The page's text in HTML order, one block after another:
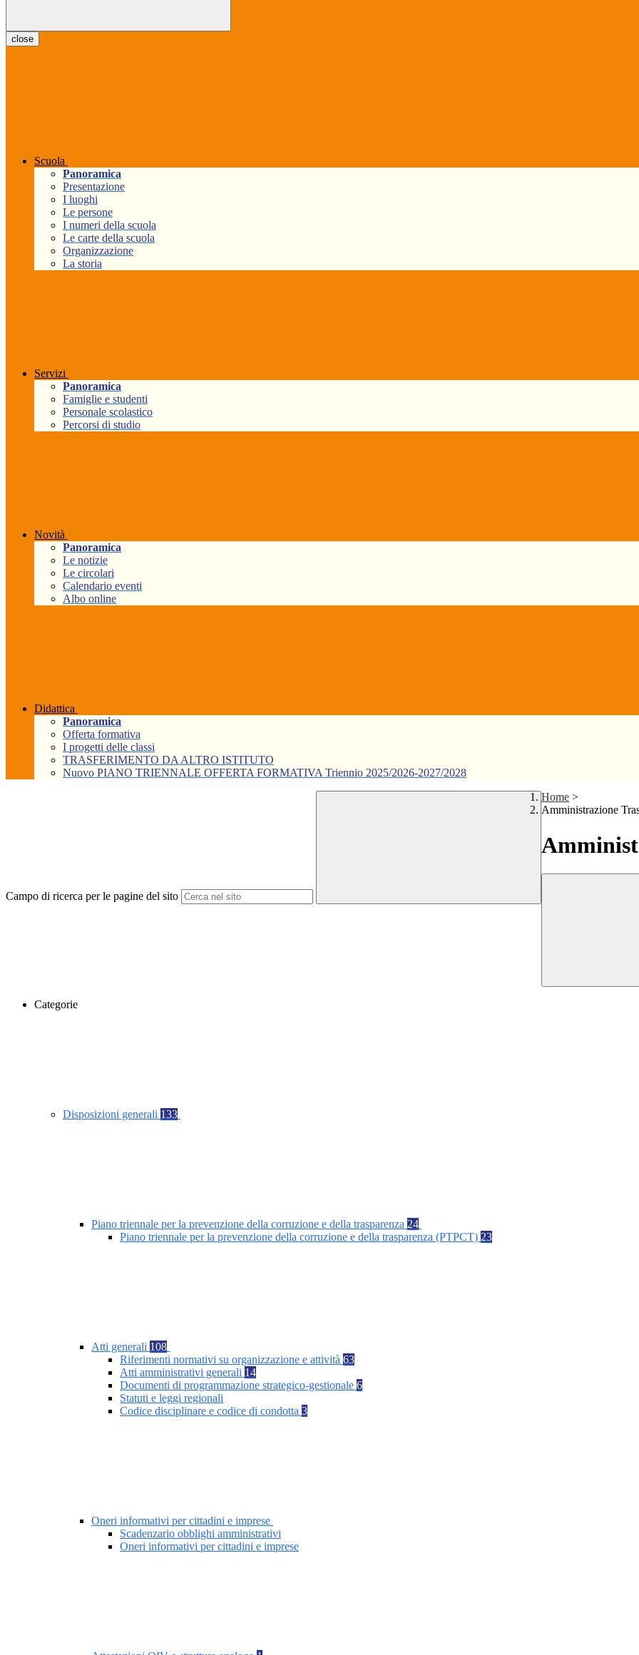
close
Scuola
Panoramica
Presentazione
I luoghi
Le persone
I numeri della scuola
Le carte della scuola
Organizzazione
La storia
Servizi
Panoramica
Famiglie e studenti
Personale scolastico
Percorsi di studio
Novità
Panoramica
Le notizie
Le circolari
Calendario eventi
Albo online
Didattica
Panoramica
Offerta formativa
I progetti delle classi
TRASFERIMENTO DA ALTRO ISTITUTO
Nuovo PIANO TRIENNALE OFFERTA FORMATIVA Triennio 2025/2026-2027/2028
Campo di ricerca per le pagine del sito
Home >
Amministrazione
Categorie
Disposizioni generali 133
Piano triennale per la prevenzione della corruzione e della trasparenza 24
Piano triennale per la prevenzione della corruzione e della trasparenza (PTPCT) 23
Atti generali 108
Riferimenti normativi su organizzazione e attività 63
Atti amministrativi generali 14
Documenti di programmazione strategico-gestionale 6
Statuti e leggi regionali
Codice disciplinare e codice di condotta 3
Oneri informativi per cittadini e imprese
Scadenzario obblighi amministrativi
Oneri informativi per cittadini e imprese